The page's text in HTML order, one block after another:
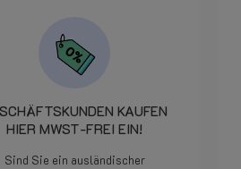
KAUFEN
HIER MWST-FREI EIN!
Sind Sie ein ausländischer